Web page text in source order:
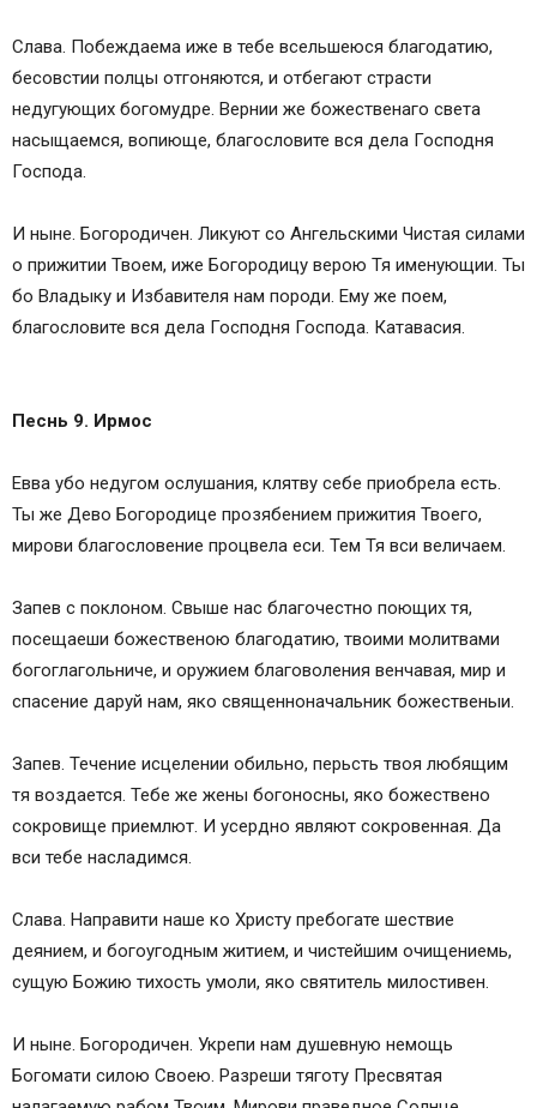
Слава. Побеждаема иже в тебе всельшеюся благодатию,
бесовстии полцы отгоняются, и отбегают страсти
недугующих богомудре. Вернии же божественаго света
насыщаемся, вопиюще, благословите вся дела Господня
Господа.
И ныне. Богородичен. Ликуют со Ангельскими Чистая силами
о прижитии Твоем, иже Богородицу верою Тя именующии. Ты
бо Владыку и Избавителя нам породи. Ему же поем,
благословите вся дела Господня Господа. Катавасия.
Песнь 9. Ирмос
Евва убо недугом ослушания, клятву себе приобрела есть.
Ты же Дево Богородице прозябением прижития Твоего,
мирови благословение процвела еси. Тем Тя вси величаем.
Запев с поклоном. Свыше нас благочестно поющих тя,
посещаеши божественою благодатию, твоими молитвами
богоглагольниче, и оружием благоволения венчавая, мир и
спасение даруй нам, яко священноначальник божественыи.
Запев. Течение исцелении обильно, перьсть твоя любящим
тя воздается. Тебе же жены богоносны, яко божествено
сокровище приемлют. И усердно являют сокровенная. Да
вси тебе насладимся.
Слава. Направити наше ко Христу пребогате шествие
деянием, и богоугодным житием, и чистейшим очищениемь,
сущую Божию тихость умоли, яко святитель милостивен.
И ныне. Богородичен. Укрепи нам душевную немощь
Богомати силою Своею. Разреши тяготу Пресвятая